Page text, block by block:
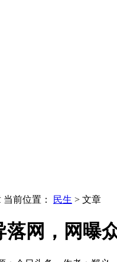
当前位置： 民生 > 文章
网，网曝